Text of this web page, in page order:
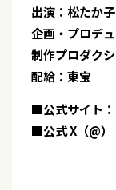
出演：松たか
企画・プロデ
制作プロダク
配給：東宝
■公式サイト：
■公式 X（@）